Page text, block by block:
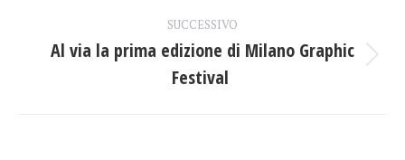
post
SUCCESSIVO
Prossimo
post:
Al via la prima edizione di Milano Graphic
Festival